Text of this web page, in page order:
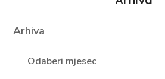
Arhiva